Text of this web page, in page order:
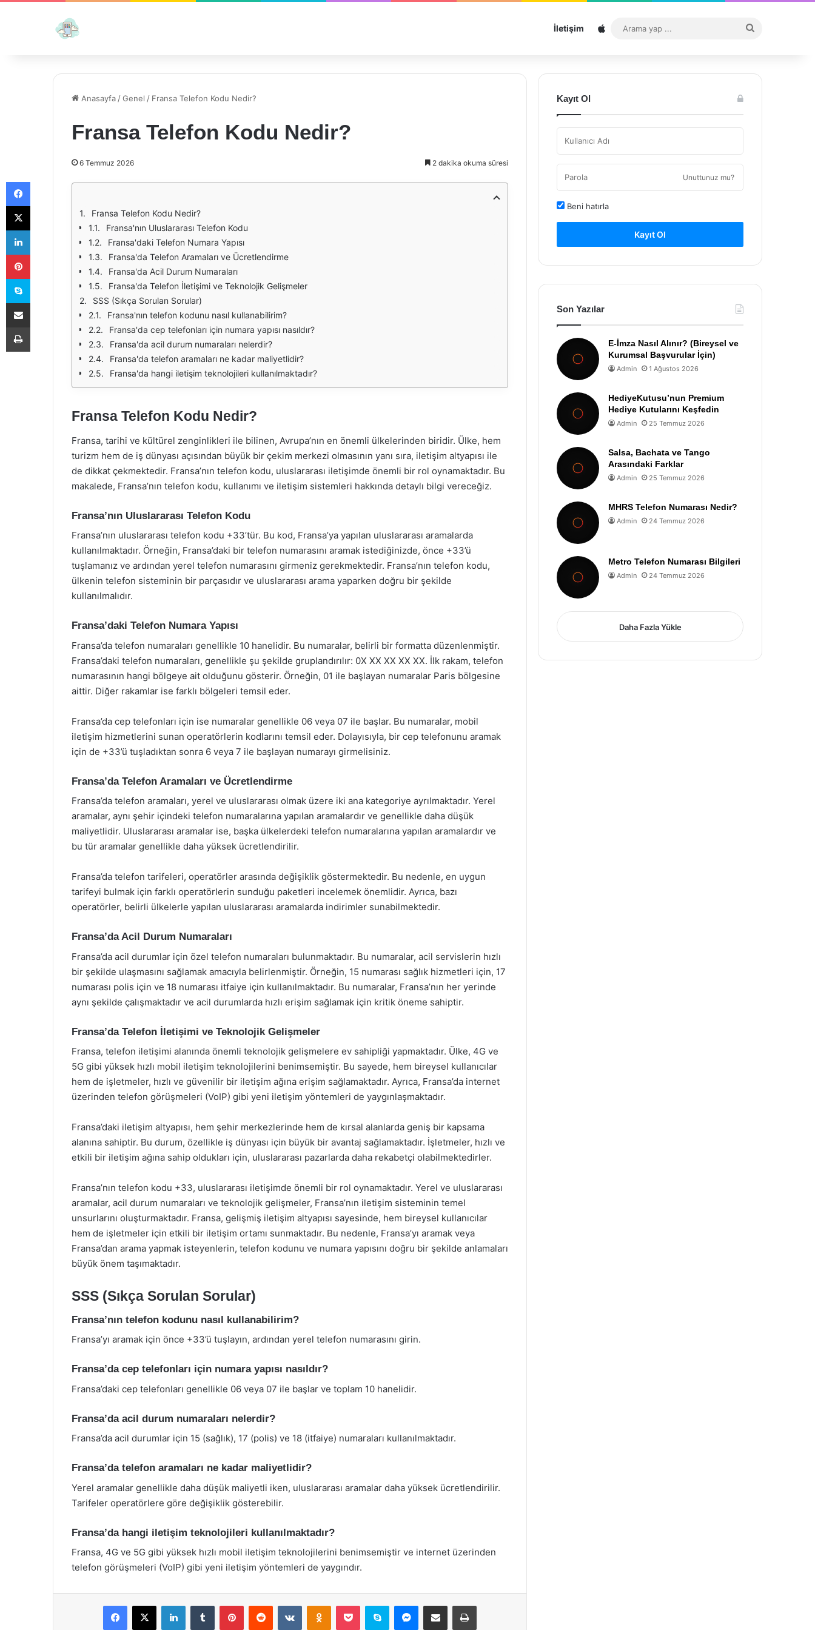
İletişim Sitemap
...
Anasayfa /Genel / Fransa Telefon Kodu Nedir?
Fransa Telefon Kodu Nedir?
6 Temmuz 2026 2 dakika okuma süresi
Fransa Telefon Kodu Nedir?
Fransa'nın Uluslararası Telefon Kodu
Fransa'daki Telefon Numara Yapısı
Fransa'da Telefon Aramaları ve Ücretlendirme
Fransa'da Acil Durum Numaraları
Fransa'da Telefon İletişimi ve Teknolojik Gelişmeler
SSS (Sıkça Sorulan Sorular)
Fransa'nın telefon kodunu nasıl kullanabilirim?
Fransa'da cep telefonları için numara yapısı nasıldır?
Fransa'da acil durum numaraları nelerdir?
Fransa'da telefon aramaları ne kadar maliyetlidir?
Fransa'da hangi iletişim teknolojileri kullanılmaktadır?
Fransa Telefon Kodu Nedir?
Fransa, tarihi ve kültürel zenginlikleri ile bilinen, Avrupa’nın en önemli ülkelerinden biridir. Ülke, hem
turizm hem de iş dünyası açısından büyük bir çekim merkezi olmasının yanı sıra, iletişim altyapısı ile
de dikkat çekmektedir. Fransa’nın telefon kodu, uluslararası iletişimde önemli bir rol oynamaktadır. Bu
makalede, Fransa’nın telefon kodu, kullanımı ve iletişim sistemleri hakkında detaylı bilgi vereceğiz.
Fransa’nın Uluslararası Telefon Kodu
Fransa’nın uluslararası telefon kodu +33’tür. Bu kod, Fransa’ya yapılan uluslararası aramalarda
kullanılmaktadır. Örneğin, Fransa’daki bir telefon numarasını aramak istediğinizde, önce +33’ü
tuşlamanız ve ardından yerel telefon numarasını girmeniz gerekmektedir. Fransa’nın telefon kodu,
ülkenin telefon sisteminin bir parçasıdır ve uluslararası arama yaparken doğru bir şekilde
kullanılmalıdır.
Fransa’daki Telefon Numara Yapısı
Fransa’da telefon numaraları genellikle 10 hanelidir. Bu numaralar, belirli bir formatta düzenlenmiştir.
Fransa’daki telefon numaraları, genellikle şu şekilde gruplandırılır: 0X XX XX XX XX. İlk rakam, telefon
numarasının hangi bölgeye ait olduğunu gösterir. Örneğin, 01 ile başlayan numaralar Paris bölgesine
aittir. Diğer rakamlar ise farklı bölgeleri temsil eder.
Fransa’da cep telefonları için ise numaralar genellikle 06 veya 07 ile başlar. Bu numaralar, mobil
iletişim hizmetlerini sunan operatörlerin kodlarını temsil eder. Dolayısıyla, bir cep telefonunu aramak
için de +33’ü tuşladıktan sonra 6 veya 7 ile başlayan numarayı girmelisiniz.
Fransa’da Telefon Aramaları ve Ücretlendirme
Fransa’da telefon aramaları, yerel ve uluslararası olmak üzere iki ana kategoriye ayrılmaktadır. Yerel
aramalar, aynı şehir içindeki telefon numaralarına yapılan aramalardır ve genellikle daha düşük
maliyetlidir. Uluslararası aramalar ise, başka ülkelerdeki telefon numaralarına yapılan aramalardır ve
bu tür aramalar genellikle daha yüksek ücretlendirilir.
Fransa’da telefon tarifeleri, operatörler arasında değişiklik göstermektedir. Bu nedenle, en uygun
tarifeyi bulmak için farklı operatörlerin sunduğu paketleri incelemek önemlidir. Ayrıca, bazı
operatörler, belirli ülkelerle yapılan uluslararası aramalarda indirimler sunabilmektedir.
Fransa’da Acil Durum Numaraları
Fransa’da acil durumlar için özel telefon numaraları bulunmaktadır. Bu numaralar, acil servislerin hızlı
bir şekilde ulaşmasını sağlamak amacıyla belirlenmiştir. Örneğin, 15 numarası sağlık hizmetleri için, 17
numarası polis için ve 18 numarası itfaiye için kullanılmaktadır. Bu numaralar, Fransa’nın her yerinde
aynı şekilde çalışmaktadır ve acil durumlarda hızlı erişim sağlamak için kritik öneme sahiptir.
Fransa’da Telefon İletişimi ve Teknolojik Gelişmeler
Fransa, telefon iletişimi alanında önemli teknolojik gelişmelere ev sahipliği yapmaktadır. Ülke, 4G ve
5G gibi yüksek hızlı mobil iletişim teknolojilerini benimsemiştir. Bu sayede, hem bireysel kullanıcılar
hem de işletmeler, hızlı ve güvenilir bir iletişim ağına erişim sağlamaktadır. Ayrıca, Fransa’da internet
üzerinden telefon görüşmeleri (VoIP) gibi yeni iletişim yöntemleri de yaygınlaşmaktadır.
Fransa’daki iletişim altyapısı, hem şehir merkezlerinde hem de kırsal alanlarda geniş bir kapsama
alanına sahiptir. Bu durum, özellikle iş dünyası için büyük bir avantaj sağlamaktadır. İşletmeler, hızlı ve
etkili bir iletişim ağına sahip oldukları için, uluslararası pazarlarda daha rekabetçi olabilmektedirler.
Fransa’nın telefon kodu +33, uluslararası iletişimde önemli bir rol oynamaktadır. Yerel ve uluslararası
aramalar, acil durum numaraları ve teknolojik gelişmeler, Fransa’nın iletişim sisteminin temel
unsurlarını oluşturmaktadır. Fransa, gelişmiş iletişim altyapısı sayesinde, hem bireysel kullanıcılar
hem de işletmeler için etkili bir iletişim ortamı sunmaktadır. Bu nedenle, Fransa’yı aramak veya
Fransa’dan arama yapmak isteyenlerin, telefon kodunu ve numara yapısını doğru bir şekilde anlamaları
büyük önem taşımaktadır.
SSS (Sıkça Sorulan Sorular)
Fransa’nın telefon kodunu nasıl kullanabilirim?
Fransa’yı aramak için önce +33’ü tuşlayın, ardından yerel telefon numarasını girin.
Fransa’da cep telefonları için numara yapısı nasıldır?
Fransa’daki cep telefonları genellikle 06 veya 07 ile başlar ve toplam 10 hanelidir.
Fransa’da acil durum numaraları nelerdir?
Fransa’da acil durumlar için 15 (sağlık), 17 (polis) ve 18 (itfaiye) numaraları kullanılmaktadır.
Fransa’da telefon aramaları ne kadar maliyetlidir?
Yerel aramalar genellikle daha düşük maliyetli iken, uluslararası aramalar daha yüksek ücretlendirilir.
Tarifeler operatörlere göre değişiklik gösterebilir.
Fransa’da hangi iletişim teknolojileri kullanılmaktadır?
Fransa, 4G ve 5G gibi yüksek hızlı mobil iletişim teknolojilerini benimsemiştir ve internet üzerinden
telefon görüşmeleri (VoIP) gibi yeni iletişim yöntemleri de yaygındır.
Facebook
X LinkedInTumblr PinterestReddit VKontakteOdnoklassniki
Pocket Skype Messenger
E-Posta ile paylaş Yazdır
Kayıt Ol
Unuttunuz mu?
Beni hatırla
Kayıt Ol
Son Yazılar
E-İmza Nasıl Alınır? (Bireysel ve
Kurumsal Başvurular İçin)
Admin 1 Ağustos 2026
HediyeKutusu’nun Premium
Hediye Kutularını Keşfedin
Admin 25 Temmuz 2026
Salsa, Bachata ve Tango
Arasındaki Farklar
Admin 25 Temmuz 2026
MHRS Telefon Numarası Nedir?
Admin 24 Temmuz 2026
Metro Telefon Numarası Bilgileri
Admin 24 Temmuz 2026
Daha Fazla Yükle
Facebook
X
LinkedIn
Pinterest
Skype
E-Posta ile paylaş